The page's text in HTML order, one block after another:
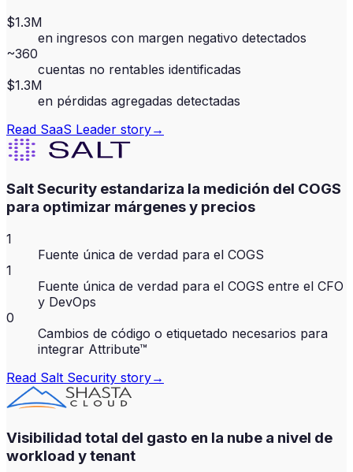
$1.3M
en ingresos con margen negativo detectados
~360
cuentas no rentables identificadas
$1.3M
en pérdidas agregadas detectadas
Read SaaS Leader story→
Salt Security estandariza la medición del COGS
para optimizar márgenes y precios
1
Fuente única de verdad para el COGS
1
Fuente única de verdad para el COGS entre el CFO
y DevOps
0
Cambios de código o etiquetado necesarios para
integrar Attribute™
Read Salt Security story→
Visibilidad total del gasto en la nube a nivel de
workload y tenant